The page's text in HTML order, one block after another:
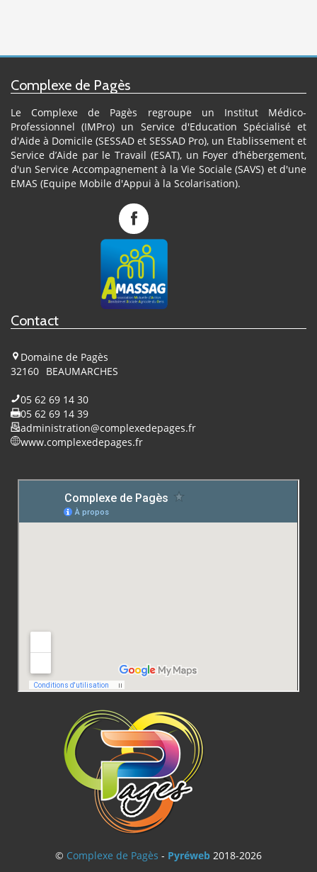
Complexe de Pagès
Le Complexe de Pagès regroupe un Institut Médico-
Professionnel (IMPro) un Service d'Education Spécialisé et
d'Aide à Domicile (SESSAD et SESSAD Pro), un Etablissement et
Service d’Aide par le Travail (ESAT), un Foyer d’hébergement,
d'un Service Accompagnement à la Vie Sociale (SAVS) et d'une
EMAS (Equipe Mobile d'Appui à la Scolarisation).
Complexe
Pagès
sur
Contact
Domaine de Pagès
32160 BEAUMARCHES
05 62 69 14 30
05 62 69 14 39
administration@complexedepages.fr
www.complexedepages.fr
© Complexe de Pagès - Pyréweb2018-2026